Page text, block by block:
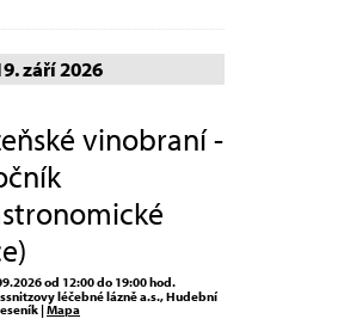
září 2026
vinobraní -
od 12:00 do 19:00 hod.
léčebné lázně a.s., Hudební
|Mapa